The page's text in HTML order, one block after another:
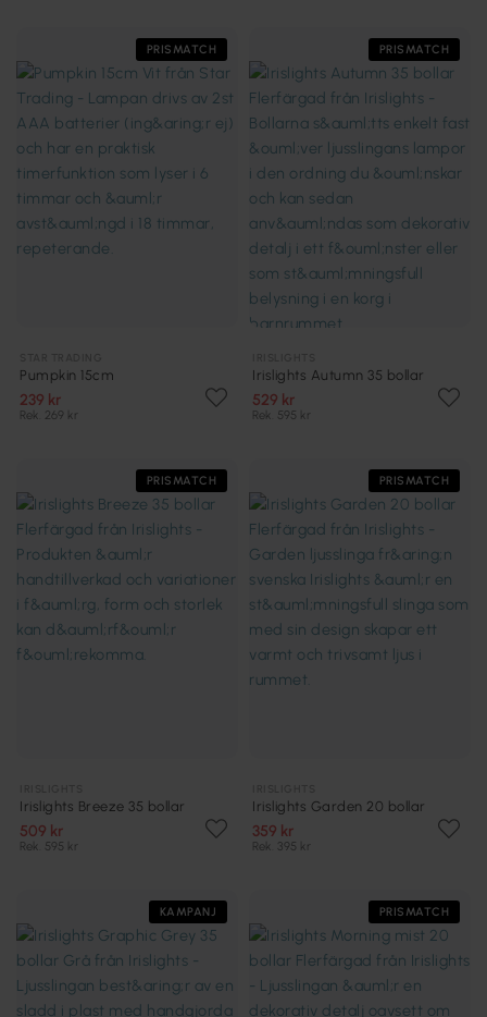
PRISMATCH
Pumpkin 15cm
239 kr
Rek. 269 kr
PRISMATCH
Irislights Autumn 35 bollar
529 kr
Rek. 595 kr
PRISMATCH
Irislights Breeze 35 bollar
509 kr
Rek. 595 kr
PRISMATCH
Irislights Garden 20 bollar
359 kr
Rek. 395 kr
KAMPANJ PRISMATCH